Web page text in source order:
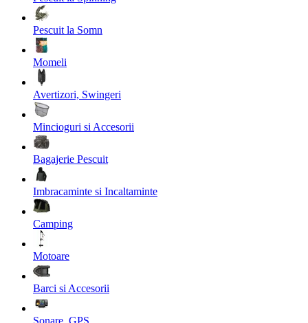
Pescuit la Somn
Momeli
Avertizori, Swingeri
Mincioguri si Accesorii
Bagajerie Pescuit
Imbracaminte si Incaltaminte
Camping
Motoare
Barci si Accesorii
Sonare, GPS